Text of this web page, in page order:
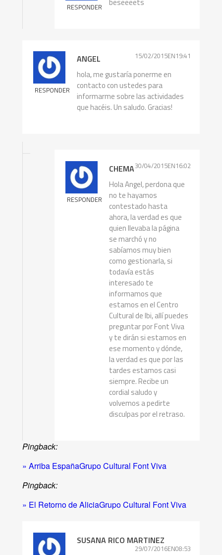
RESPONDER beseeeets
RESPONDER
ANGEL 15/02/2015EN19:41
hola, me gustaría ponerme en
contacto con ustedes para
informarme sobre las actividades
que hacéis. Un saludo. Gracias!
RESPONDER
CHEMA30/04/2015EN16:02
Hola Angel, perdona que
no te hayamos
contestado hasta
ahora, la verdad es que
quien llevaba la página
se marchó y no
sabíamos muy bien
como gestionarla, si
todavía estás
interesado te
informamos que
estamos en el Centro
Cultural de Ibi, allí puedes
preguntar por Font Viva
y te dirán si estamos en
ese momento y dónde,
la verdad es que por las
tardes estamos casi
siempre. Recibe un
cordial saludo y
volvemos a pedirte
disculpas por el retraso.
Pingback:
» Arriba EspañaGrupo Cultural Font Viva
Pingback:
» El Retorno de AliciaGrupo Cultural Font Viva
SUSANA RICO MARTINEZ
29/07/2016EN08:53